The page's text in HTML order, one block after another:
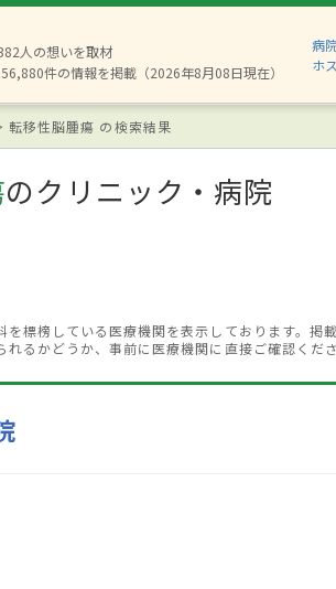
人の想いを取材
件の情報を掲載（2026年8月08日現在）
病
ホ
転移性脳腫瘍 の検索結果
のクリニック・病院
標榜している医療機関を表示しております。掲
るかどうか、事前に医療機関に直接ご確認くださ